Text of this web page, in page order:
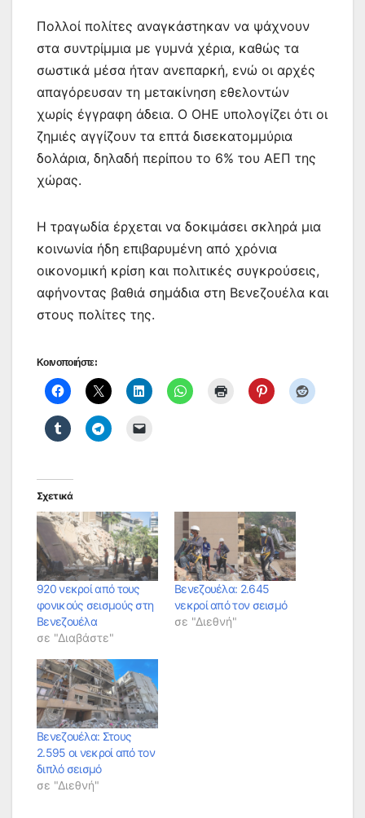
Πολλοί πολίτες αναγκάστηκαν να ψάχνουν
στα συντρίμμια με γυμνά χέρια, καθώς τα
σωστικά μέσα ήταν ανεπαρκή, ενώ οι αρχές
απαγόρευσαν τη μετακίνηση εθελοντών
χωρίς έγγραφη άδεια. Ο ΟΗΕ υπολογίζει ότι οι
ζημιές αγγίζουν τα επτά δισεκατομμύρια
δολάρια, δηλαδή περίπου το 6% του ΑΕΠ της
χώρας.
Η τραγωδία έρχεται να δοκιμάσει σκληρά μια
κοινωνία ήδη επιβαρυμένη από χρόνια
οικονομική κρίση και πολιτικές συγκρούσεις,
αφήνοντας βαθιά σημάδια στη Βενεζουέλα και
στους πολίτες της.
Κοινοποιήστε:
Σχετικά
920 νεκροί από τους
φονικούς σεισμούς στη
Βενεζουέλα
σε "Διαβάστε"
Βενεζουέλα: 2.645
νεκροί από τον σεισμό
σε "Διεθνή"
Βενεζουέλα: Στους
2.595 οι νεκροί από τον
διπλό σεισμό
σε "Διεθνή"